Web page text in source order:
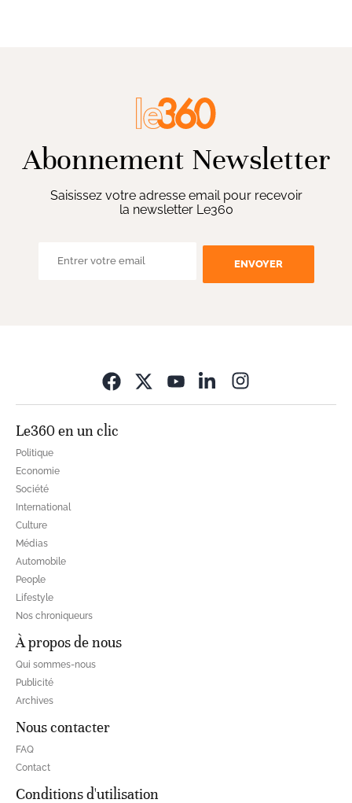
Abonnement Newsletter
Saisissez votre adresse email pour recevoir
la newsletter Le360
ENVOYER
Le360 en un clic
Politique
Economie
Société
International
Culture
Médias
Automobile
People
Lifestyle
Nos chroniqueurs
À propos de nous
Qui sommes-nous
Publicité
Archives
Nous contacter
FAQ
Contact
Conditions d'utilisation